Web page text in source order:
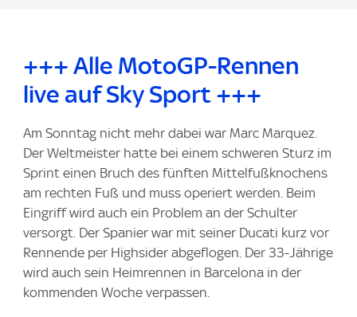
+++ Alle MotoGP-Rennen
live auf Sky Sport +++
Am Sonntag nicht mehr dabei war Marc Marquez.
Der Weltmeister hatte bei einem schweren Sturz im
Sprint einen Bruch des fünften Mittelfußknochens
am rechten Fuß und muss operiert werden. Beim
Eingriff wird auch ein Problem an der Schulter
versorgt. Der Spanier war mit seiner Ducati kurz vor
Rennende per Highsider abgeflogen. Der 33-Jährige
wird auch sein Heimrennen in Barcelona in der
kommenden Woche verpassen.